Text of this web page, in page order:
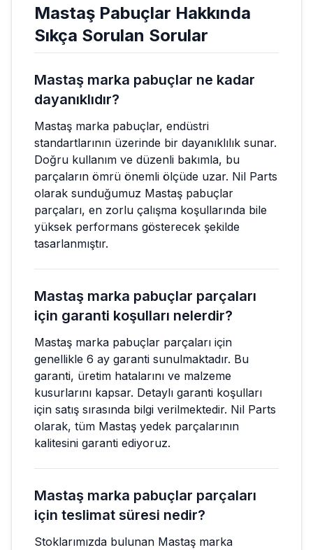
Mastaş Pabuçlar Hakkında
Sıkça Sorulan Sorular
Mastaş marka pabuçlar ne kadar
dayanıklıdır?
Mastaş marka pabuçlar, endüstri
standartlarının üzerinde bir dayanıklılık sunar.
Doğru kullanım ve düzenli bakımla, bu
parçaların ömrü önemli ölçüde uzar. Nil Parts
olarak sunduğumuz Mastaş pabuçlar
parçaları, en zorlu çalışma koşullarında bile
yüksek performans gösterecek şekilde
tasarlanmıştır.
Mastaş marka pabuçlar parçaları
için garanti koşulları nelerdir?
Mastaş marka pabuçlar parçaları için
genellikle 6 ay garanti sunulmaktadır. Bu
garanti, üretim hatalarını ve malzeme
kusurlarını kapsar. Detaylı garanti koşulları
için satış sırasında bilgi verilmektedir. Nil Parts
olarak, tüm Mastaş yedek parçalarının
kalitesini garanti ediyoruz.
Mastaş marka pabuçlar parçaları
için teslimat süresi nedir?
Stoklarımızda bulunan Mastaş marka